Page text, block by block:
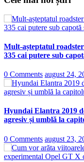
Mult-așteptatul
335 cai putere sub
0 Comments august 24,
Hyundai Elantra 2019
agresiv și umblă la
0 Comments august 23,